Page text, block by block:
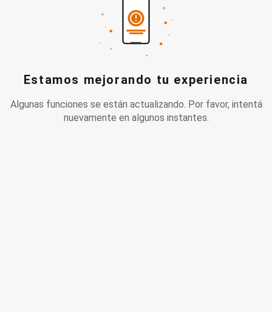
Estamos mejorando tu experiencia
Algunas funciones se están actualizando. Por favor, intentá
nuevamente en algunos instantes.